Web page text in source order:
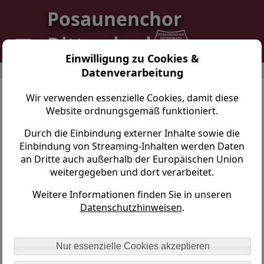
Einwilligung zu Cookies &
Datenverarbeitung
Wir verwenden essenzielle Cookies, damit diese
Website ordnungsgemäß funktioniert.
Durch die Einbindung externer Inhalte sowie die
Einbindung von Streaming-Inhalten werden Daten
an Dritte auch außerhalb der Europäischen Union
weitergegeben und dort verarbeitet.
Weitere Informationen finden Sie in unseren
Datenschutzhinweisen.
Nur essenzielle Cookies akzeptieren
Posaunenchor
Dittersbach
Posaunenchor Dittersbach > Gemeinsam > Freunde
Partnerschaft mit dem
Posaunenchor Neuenkirchen
Am Wochenende des "Tages der Republik 1977" (7.
Oktober) begann für uns Dittersbacher Bläser eine
herzliche und fruchtbringende Freundschaft zum
Posaunenchor Neuenkirchen. Reichlich 10 Bläser hatten
sich angekündigt. Da uns bewusst war, dass der Besuch
einer kirchlichen Gruppe aus dem "Westen"
Behörden ein Schnippchen zu schlagen. Dittersbach lag
damals in einem Drei-Kreise-Eck, also an der